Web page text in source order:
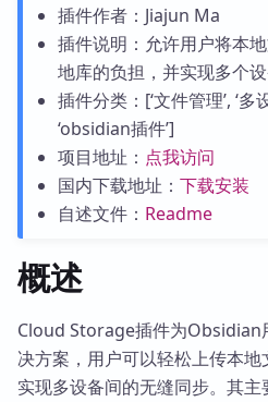
插件作者：Jiajun Ma
插件说明：允许用户将本
地库的负担，并实现多个设
插件分类：[‘文件管理’, ‘多
‘obsidian插件’]
项目地址： 点我访问
国内下载地址： 下载安装
自述文件： Readme
概述
Cloud Storage插件为Obsidian
决方案，用户可以轻松上传本地
实现多设备间的无缝同步。其